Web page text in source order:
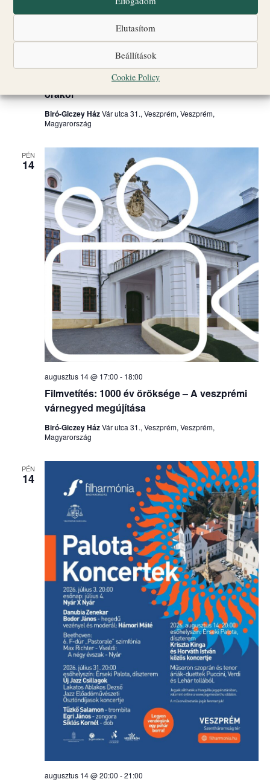
Elutasítom
Beállítások
Cookie Policy
Vezetett várséták 10:30, 14:00, 16:00 és 18:00
órakor
Biró-Giczey HázVár utca 31., Veszprém, Veszprém,
Magyarország
PÉN
14
Filmvetítés: 1000 év öröksége – A veszprémi
várnegyed megújítása
augusztus 14 @ 17:00 - 18:00
Biró-Giczey HázVár utca 31., Veszprém, Veszprém,
Magyarország
PÉN
14
augusztus 14 @ 20:00 -21:00